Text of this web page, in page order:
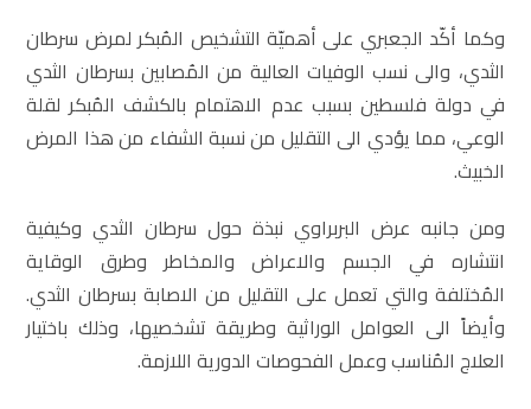
وكما أكّد الجعبري على أهميّة التشخيص المُبكر لمرض سرطان
الثدي، والى نسب الوفيات العالية من المُصابين بسرطان الثدي
في دولة فلسطين بسبب عدم الاهتمام بالكشف المُبكر لقلة
الوعي، مما يؤدي الى التقليل من نسبة الشفاء من هذا المرض
الخبيث.
ومن جانبه عرض البربراوي نبذة حول سرطان الثدي وكيفية
انتشاره في الجسم والاعراض والمخاطر وطرق الوقاية
المُختلفة والتي تعمل على التقليل من الاصابة بسرطان الثدي.
وأيضاً الى العوامل الوراثية وطريقة تشخصيها، وذلك باختيار
العلاج المُناسب وعمل الفحوصات الدورية اللازمة.